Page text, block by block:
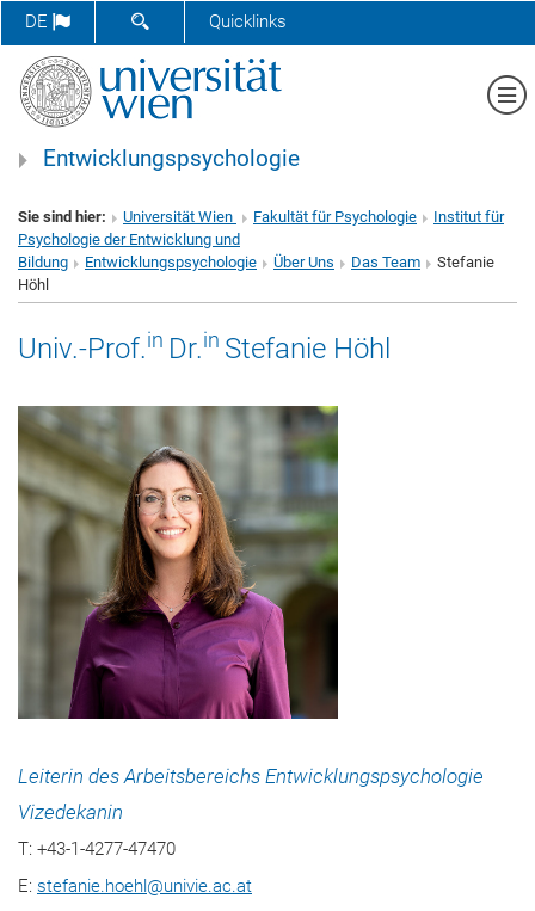
DE SUCHFORMULAR ÖFFNEN
Quicklinks
Entwicklungspsychologie
Sie sind hier: Universität Wien Fakultät für Psychologie
Institut für
Psychologie der Entwicklung und
Bildung
Entwicklungspsychologie Über Uns Das Team
Stefanie
Höhl
Univ.-Prof.in Dr.in Stefanie Höhl
Leiterin des Arbeitsbereichs Entwicklungspsychologie
Vizedekanin
T: +43-1-4277-47470
E: stefanie.hoehl@univie.ac.at